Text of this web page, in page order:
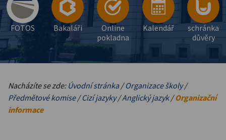
FOTOS Bakaláři
Online
pokladna
Kalendář
schránka
důvěry
Nacházíte se zde: Úvodní stránka/Organizace školy/
Předmětové komise/Cizí jazyky/Anglický jazyk/Organizační
informace